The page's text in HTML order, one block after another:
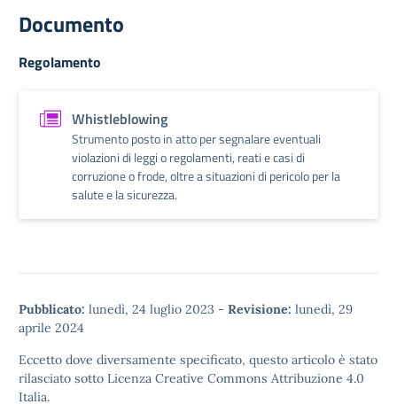
Documento
Regolamento
Whistleblowing
Strumento posto in atto per segnalare eventuali
violazioni di leggi o regolamenti, reati e casi di
corruzione o frode, oltre a situazioni di pericolo per la
salute e la sicurezza.
Pubblicato: lunedì, 24 luglio 2023 - Revisione: lunedì, 29
aprile 2024
Eccetto dove diversamente specificato, questo articolo è stato
rilasciato sotto Licenza Creative Commons Attribuzione 4.0
Italia.